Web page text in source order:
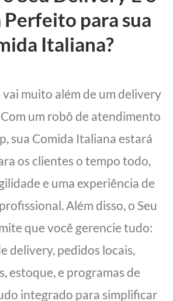
Perfeito para sua
Italiana?
vai muito além de um delivery
um robô de atendimento
sua Comida Italiana estará
os clientes o tempo todo,
e uma experiência de
Além disso, o Seu
que você gerencie tudo:
delivery, pedidos locais,
estoque, e programas de
integrado para simplificar